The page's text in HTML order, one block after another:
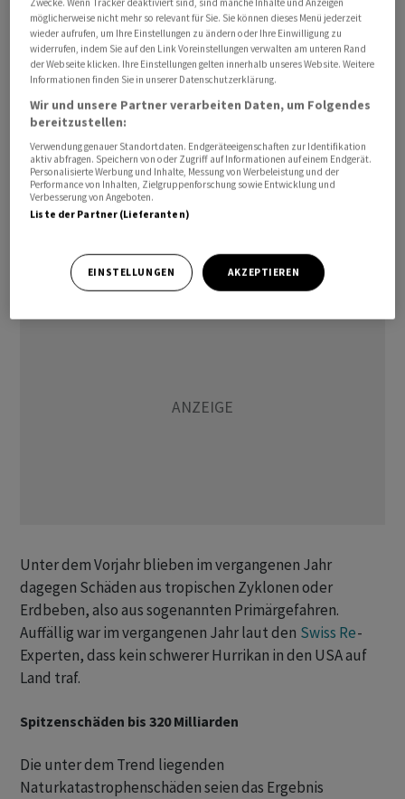
versicherten Schäden auf Waldbrände, Stürme und
Überschwemmungen - also auf sogenannte
Sekundärgefahren.
Die Waldbrände in Los Angeles machten mit
versicherten Schäden von rund 40 Milliarden Dollar den
bedeutendsten Teil aus - es handelte sich um das
grösste versicherte Waldbrand-Schadenereignis der
Sigma-Statistik. Schwere Gewitter mit Hagel und
Sturmböen verursachten 2025 zudem weltweit
das drittteuerste Jahr für diese Gefahren.
Unter dem Vorjahr blieben im vergangenen Jahr
dagegen Schäden aus tropischen Zyklonen oder
Erdbeben, also aus sogenannten Primärgefahren.
Auffällig war im vergangenen Jahr laut den Swiss Re-
Experten, dass kein schwerer Hurrikan in den USA auf
Land traf.
Spitzenschäden bis 320 Milliarden
Die unter dem Trend liegenden
Naturkatastrophenschäden seien das Ergebnis
Zwecke. Wenn Tracker deaktiviert sind, sind manche Inhalte und Anzeigen
möglicherweise nicht mehr so relevant für Sie. Sie können dieses Menü jederzeit
wieder aufrufen, um Ihre Einstellungen zu ändern oder Ihre Einwilligung zu
widerrufen, indem Sie auf den Link Voreinstellungen verwalten am unteren Rand
der Webseite klicken. Ihre Einstellungen gelten innerhalb unseres Website. Weitere
Informationen finden Sie in unserer Datenschutzerklärung.
Wir und unsere Partner verarbeiten Daten, um Folgendes
bereitzustellen:
Verwendung genauer Standortdaten. Endgeräteeigenschaften zur Identifikation
aktiv abfragen. Speichern von oder Zugriff auf Informationen auf einem Endgerät.
Personalisierte Werbung und Inhalte, Messung von Werbeleistung und der
Performance von Inhalten, Zielgruppenforschung sowie Entwicklung und
Verbesserung von Angeboten.
Liste der Partner (Lieferanten)
EINSTELLUNGEN AKZEPTIEREN